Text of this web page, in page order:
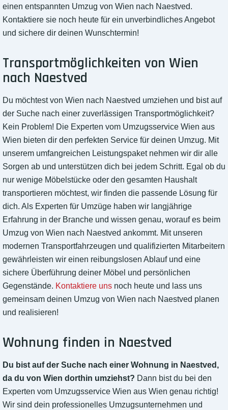
einen entspannten Umzug von Wien nach Naestved.
Kontaktiere sie noch heute für ein unverbindliches Angebot
und sichere dir deinen Wunschtermin!
Transportmöglichkeiten von Wien
nach Naestved
Du möchtest von Wien nach Naestved umziehen und bist auf
der Suche nach einer zuverlässigen Transportmöglichkeit?
Kein Problem! Die Experten vom Umzugsservice Wien aus
Wien bieten dir den perfekten Service für deinen Umzug. Mit
unserem umfangreichen Leistungspaket nehmen wir dir alle
Sorgen ab und unterstützen dich bei jedem Schritt. Egal ob du
nur wenige Möbelstücke oder den gesamten Haushalt
transportieren möchtest, wir finden die passende Lösung für
dich. Als Experten für Umzüge haben wir langjährige
Erfahrung in der Branche und wissen genau, worauf es beim
Umzug von Wien nach Naestved ankommt. Mit unseren
modernen Transportfahrzeugen und qualifizierten Mitarbeitern
gewährleisten wir einen reibungslosen Ablauf und eine
sichere Überführung deiner Möbel und persönlichen
Gegenstände. Kontaktiere uns noch heute und lass uns
gemeinsam deinen Umzug von Wien nach Naestved planen
und realisieren!
Wohnung finden in Naestved
Du bist auf der Suche nach einer Wohnung in Naestved,
da du von Wien dorthin umziehst? Dann bist du bei den
Experten vom Umzugsservice Wien aus Wien genau richtig!
Wir sind dein professionelles Umzugsunternehmen und